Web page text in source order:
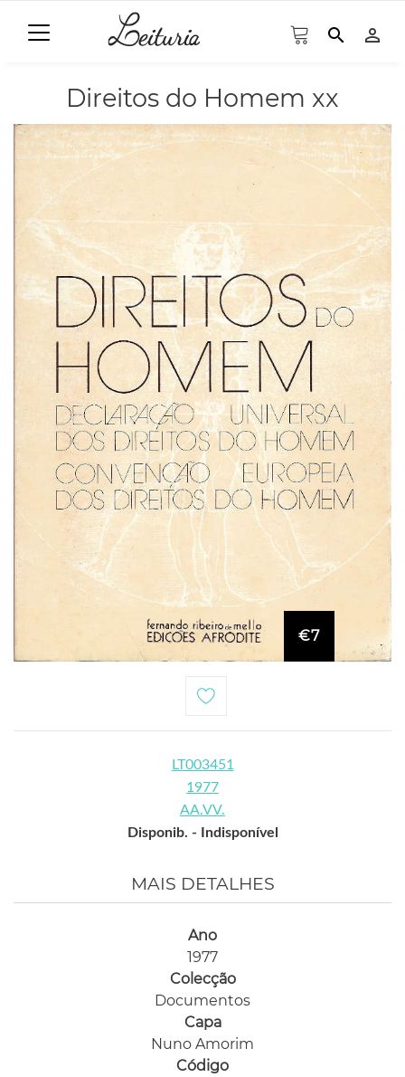
search person_outline
Direitos do Homem xx
€7
LT003451
1977
AA.VV.
Disponib. - Indisponível
MAIS DETALHES
Ano
1977
Colecção
Documentos
Capa
Nuno Amorim
Código